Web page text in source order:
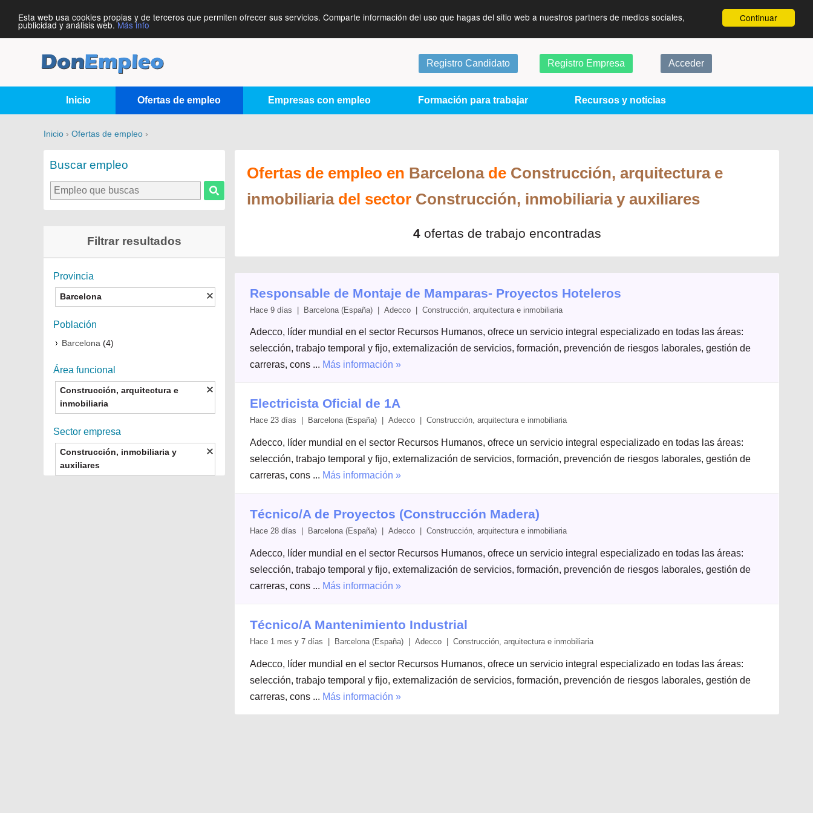
Continuar
Esta web usa cookies propias y de terceros que permiten ofrecer sus servicios. Comparte información del uso que hagas del sitio web a nuestros partners de medios sociales,
publicidad y análisis web.Más info
Registro Candidato Registro Empresa Acceder
Inicio Ofertas de empleo Empresas con empleo Formación para trabajar Recursos y noticias
Inicio › Ofertas de empleo ›
Buscar empleo
Filtrar resultados
Provincia
Barcelona
Población
Barcelona(4)
Área funcional
Construcción, arquitectura e
inmobiliaria
Sector empresa
Construcción, inmobiliaria y
auxiliares
Ofertas de empleo en Barcelonade Construcción, arquitectura e
inmobiliariadel sector Construcción, inmobiliaria y auxiliares
4ofertas de trabajo encontradas
Responsable de Montaje de Mamparas- Proyectos Hoteleros
Hace 9 días | Barcelona (España) | Adecco | Construcción, arquitectura e inmobiliaria
Adecco, líder mundial en el sector Recursos Humanos, ofrece un servicio integral especializado en todas las áreas:
selección, trabajo temporal y fijo, externalización de servicios, formación, prevención de riesgos laborales, gestión de
carreras, cons ... Más información »
Electricista Oficial de 1A
Hace 23 días | Barcelona (España) | Adecco | Construcción, arquitectura e inmobiliaria
Adecco, líder mundial en el sector Recursos Humanos, ofrece un servicio integral especializado en todas las áreas:
selección, trabajo temporal y fijo, externalización de servicios, formación, prevención de riesgos laborales, gestión de
carreras, cons ... Más información »
Técnico/A de Proyectos (Construcción Madera)
Hace 28 días | Barcelona (España) | Adecco | Construcción, arquitectura e inmobiliaria
Adecco, líder mundial en el sector Recursos Humanos, ofrece un servicio integral especializado en todas las áreas:
selección, trabajo temporal y fijo, externalización de servicios, formación, prevención de riesgos laborales, gestión de
carreras, cons ... Más información »
Técnico/A Mantenimiento Industrial
Hace 1 mes y 7 días | Barcelona (España) | Adecco | Construcción, arquitectura e inmobiliaria
Adecco, líder mundial en el sector Recursos Humanos, ofrece un servicio integral especializado en todas las áreas:
selección, trabajo temporal y fijo, externalización de servicios, formación, prevención de riesgos laborales, gestión de
carreras, cons ... Más información »